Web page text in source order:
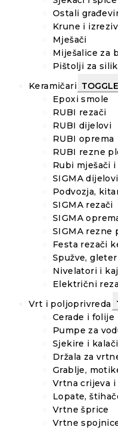
Ostali
Krune i
Mješači
Miješalice za
Pištolji za
Keramičari
Epoxi smole
RUBI rezači
RUBI dijelovi
RUBI oprema
RUBI rezne
Rubi mješači
SIGMA dijelovi
Podvozja,
SIGMA rezači
SIGMA
SIGMA rezne
Festa rezači
Spužve,
Nivelatori i
Električni
Vrt i poljoprivreda
Cerade i folije
Pumpe za
Sjekire i kalači
Držala za
Grablje,
Vrtna crijeva i
Lopate,
Vrtne šprice
Vrtne